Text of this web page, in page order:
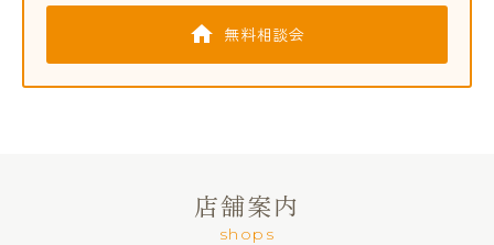
無料相談会
店舗案内
shops